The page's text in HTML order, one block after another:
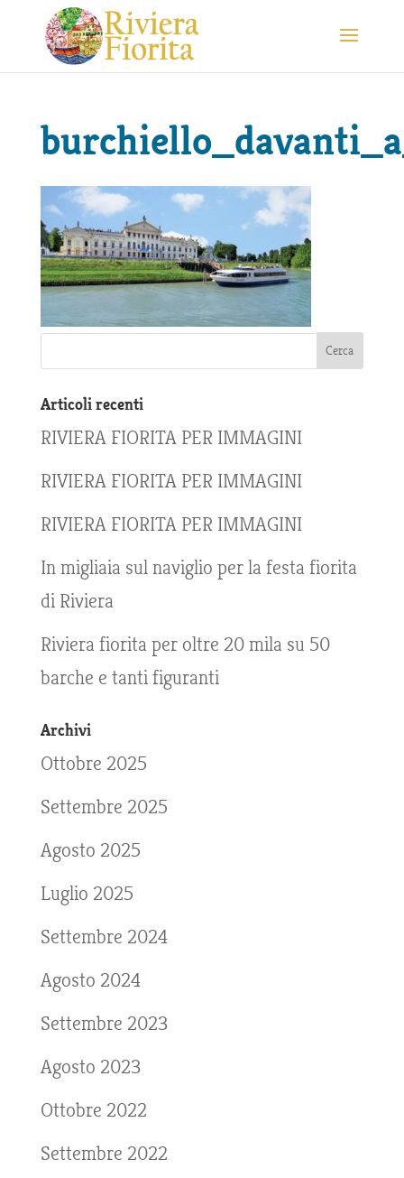
Articoli recenti
RIVIERA FIORITA PER IMMAGINI
RIVIERA FIORITA PER IMMAGINI
RIVIERA FIORITA PER IMMAGINI
In migliaia sul naviglio per la festa fiorita
di Riviera
Riviera fiorita per oltre 20 mila su 50
barche e tanti figuranti
Archivi
Ottobre 2025
Settembre 2025
Agosto 2025
Luglio 2025
Settembre 2024
Agosto 2024
Settembre 2023
Agosto 2023
Ottobre 2022
Settembre 2022